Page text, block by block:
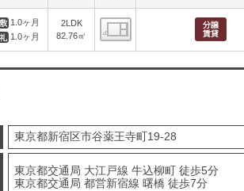
1.0ヶ月
1.0ヶ月
2LDK
82.76㎡
間取り表示
東京都新宿区市谷薬王寺町19-28
東京都交通局 大江戸線 牛込柳町 徒歩5分
東京都交通局 都営新宿線 曙橋 徒歩7分